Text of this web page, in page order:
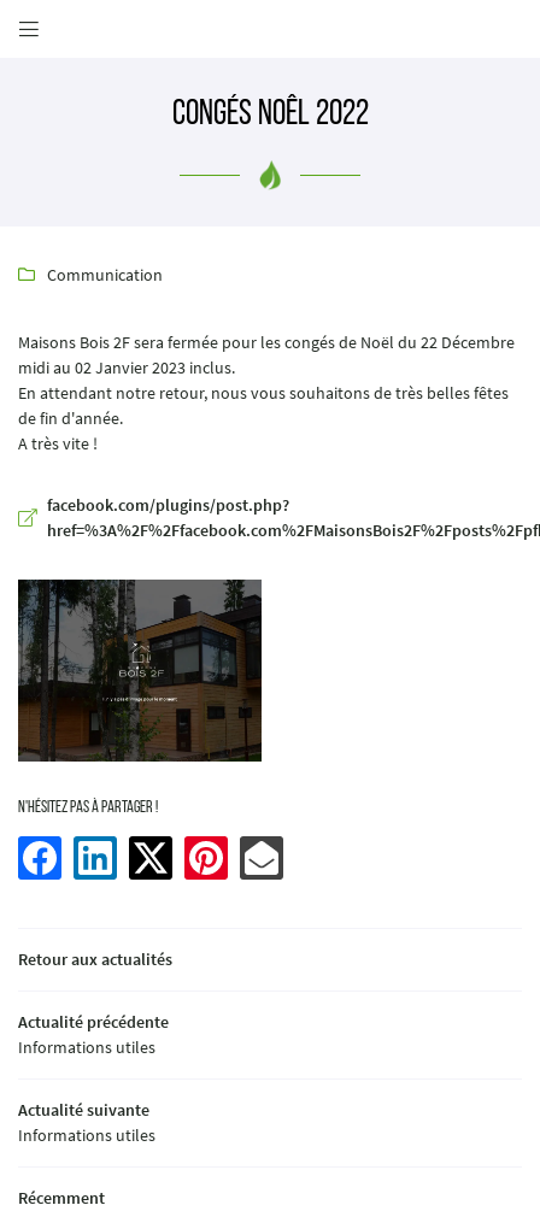

 Adresse email de réception
Rafraîchir le captcha
En cochant cette case, vous consentez à recevoir nos propositions commerciales à l'adresse email
pouvez vous désinscrire à tout moment en utilisant
Congés Noêl 2022
 Communication
Maisons Bois 2F sera fermée pour les congés de Noël du 22 Décembre
midi au 02 Janvier 2023 inclus.
En attendant notre retour, nous vous souhaitons de très belles fêtes
de fin d'année.
A très vite !
facebook.com/plugins/post.php?
N'hésitez pas à partager !
Retour aux actualités
Actualité précédente
Informations utiles
Actualité suivante
Informations utiles
Récemment